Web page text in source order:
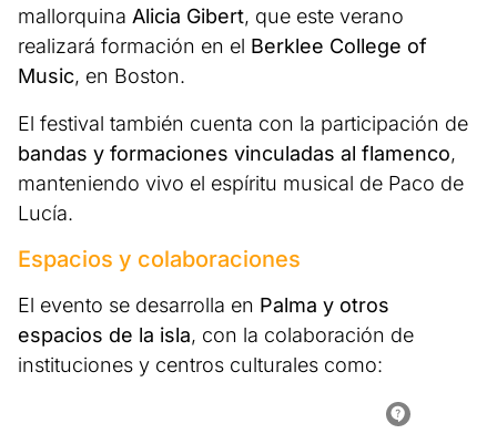
mallorquina Alicia Gibert, que este verano
realizará formación en el Berklee College of
Music, en Boston.
El festival también cuenta con la participación de
bandas y formaciones vinculadas al flamenco,
manteniendo vivo el espíritu musical de Paco de
Lucía.
Espacios y colaboraciones
El evento se desarrolla en Palma y otros
espacios de la isla, con la colaboración de
instituciones y centros culturales como: